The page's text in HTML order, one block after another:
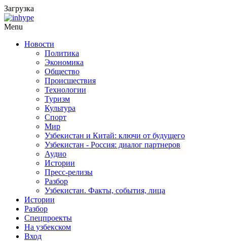
Загрузка
Menu
Новости
Политика
Экономика
Общество
Происшествия
Технологии
Туризм
Культура
Спорт
Мир
Узбекистан и Китай: ключи от будущего
Узбекистан - Россия: диалог партнеров
Аудио
Истории
Пресс-релизы
Разбор
Узбекистан. Факты, события, лица
Истории
Разбор
Спецпроекты
На узбекском
Вход